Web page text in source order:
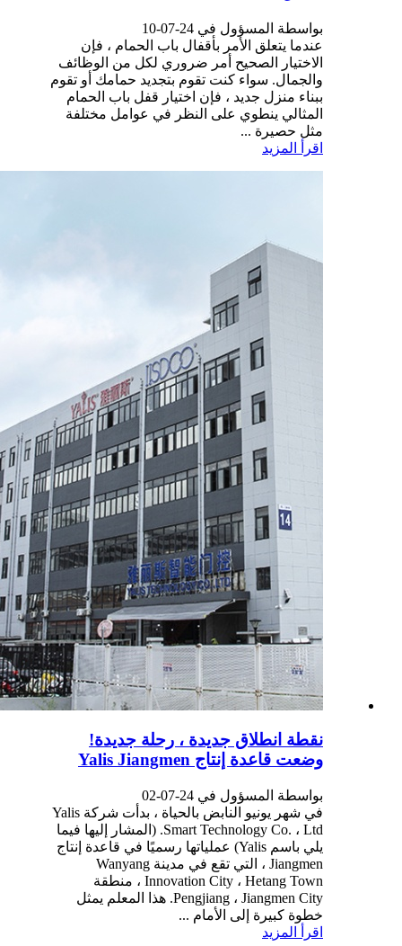
بواسطة المسؤول في 24-07-10
عندما يتعلق الأمر بأقفال باب الحمام ، فإن
الاختيار الصحيح أمر ضروري لكل من الوظائف
والجمال. سواء كنت تقوم بتجديد حمامك أو تقوم
ببناء منزل جديد ، فإن اختيار قفل باب الحمام
المثالي ينطوي على النظر في عوامل مختلفة
مثل حصيرة ...
اقرأ المزيد
نقطة انطلاق جديدة ، رحلة جديدة!
وضعت قاعدة إنتاج Yalis Jiangmen
بواسطة المسؤول في 24-07-02
في شهر يونيو النابض بالحياة ، بدأت شركة Yalis
Smart Technology Co. ، Ltd. (المشار إليها فيما
يلي باسم Yalis) عملياتها رسميًا في قاعدة إنتاج
Jiangmen ، التي تقع في مدينة Wanyang
Innovation City ، Hetang Town ، منطقة
Pengjiang ، Jiangmen City. هذا المعلم يمثل
خطوة كبيرة إلى الأمام ...
اقرأ المزيد